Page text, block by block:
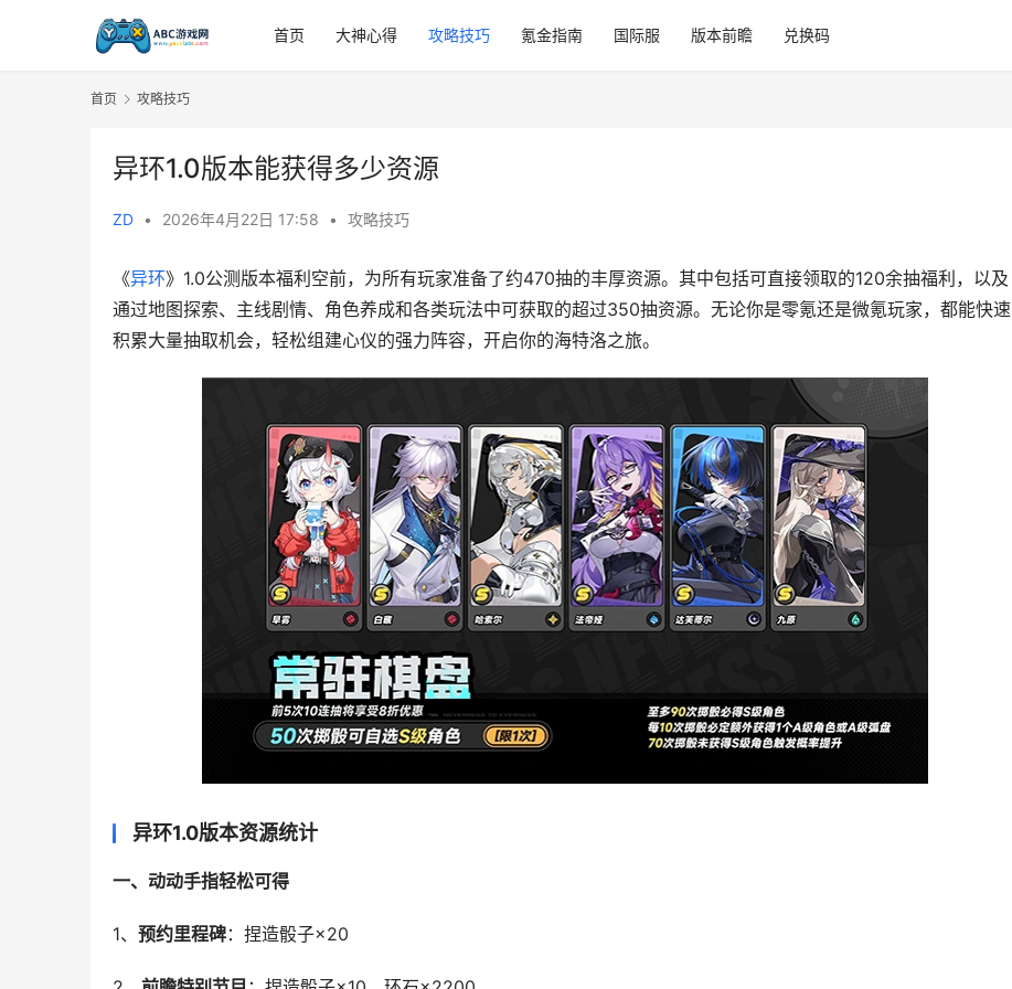
首页 大神心得 攻略技巧 氪金指南 国际服 版本前瞻 兑换码
首页 攻略技巧
异环1.0版本能获得多少资源
ZD • 2026年4月22日 17:58 • 攻略技巧
《异环》1.0公测版本福利空前，为所有玩家准备了约470抽的丰厚资源。其中包括可直接领取的120余抽福利，以及
通过地图探索、主线剧情、角色养成和各类玩法中可获取的超过350抽资源。无论你是零氪还是微氪玩家，都能快速
积累大量抽取机会，轻松组建心仪的强力阵容，开启你的海特洛之旅。
异环1.0版本资源统计
一、动动手指轻松可得
1、 预约里程碑：捏造骰子×20